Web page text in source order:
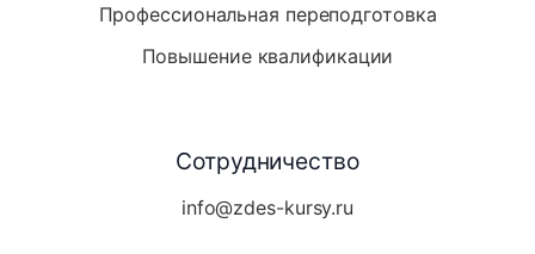
Профессиональная переподготовка
Повышение квалификации
Сотрудничество
info@zdes-kursy.ru